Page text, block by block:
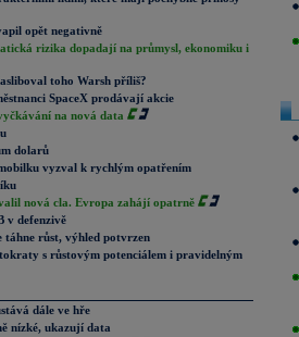
opět negativně
rizika dopadají na průmysl, ekonomiku i
toho Warsh příliš?
SpaceX prodávají akcie
na nová data
dolarů
vyzval k rychlým opatřením
nová cla. Evropa zahájí opatrně
v defenzivě
táhne růst, výhled potvrzen
s růstovým potenciálem i pravidelným
dále ve hře
nízké, ukazují data